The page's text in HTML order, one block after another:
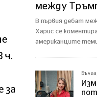
ч.
за
между
В първия дебат
Харис се
американците